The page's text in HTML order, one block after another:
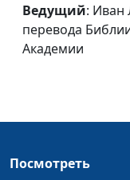
воплощенное
Совершенство
Ведущий: Иван
перевода
Академии
Посмотреть